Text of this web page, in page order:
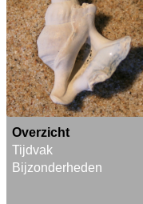
Overzicht
Tijdvak
Bijzonderheden